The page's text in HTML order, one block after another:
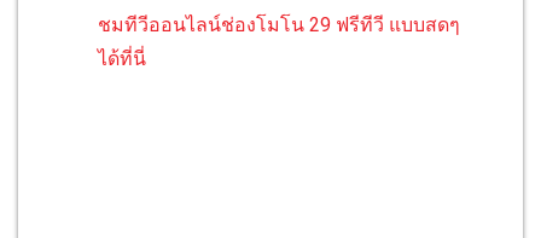
ชมทีวีออนไลน์ช่องโมโน 29 ฟรีทีวี แบบสดๆ
ได้ที่นี่